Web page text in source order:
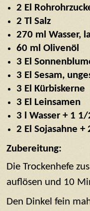
2 El
2 Tl Salz
270 ml Wasser,
60 ml Olivenöl
3 El
3 El Sesam,
3 El Kürbiskerne
3 El Leinsamen
3 l Wasser + 1
2 El Sojasahne
Zubereitung:
Die Trockenhefe
auflösen und 10
Den Dinkel fein